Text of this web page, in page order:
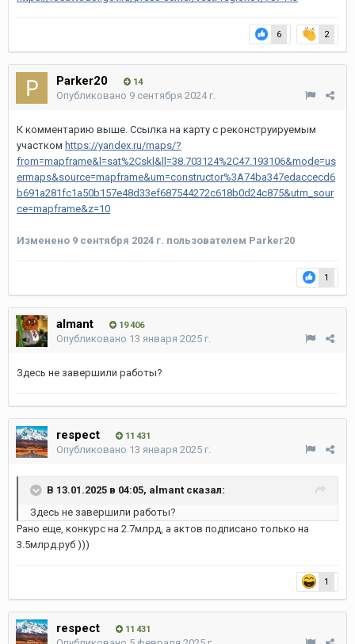
6 2
Parker20 14
Опубликовано 9 сентября 2024 г.
К комментарию выше. Ссылка на карту с реконструируемым
участком https://yandex.ru/maps/?
from=mapframe&l=sat%2Cskl&ll=38.703124%2C47.193106&mode=us
ermaps&source=mapframe&um=constructor%3A74ba347edaccecd6
b691a281fc1a50b157e48d33ef687544272c618b0d24c875&utm_sour
ce=mapframe&z=10
Изменено 9 сентября 2024 г. пользователем Parker20
1
almant 19 406
Опубликовано 13 января 2025 г.
Здесь не завершили работы?
respect 11 431
Опубликовано 13 января 2025 г.
В 13.01.2025 в 04:05, almant сказал:
Здесь не завершили работы?
Рано еще, конкурс на 2.7млрд, а актов подписано только на
3.5млрд.руб )))
1
respect 11 431